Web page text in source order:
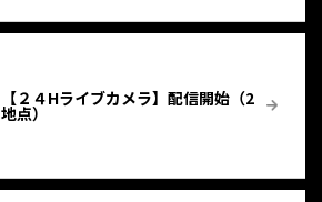
【２４Hライブカメラ】配信開始（2
地点）